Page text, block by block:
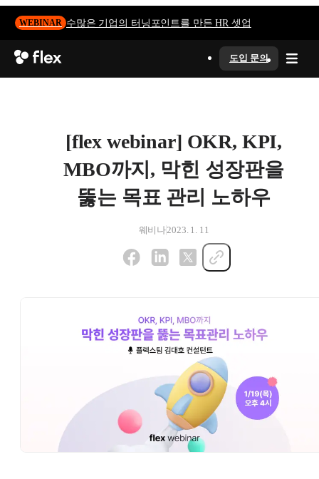
WEBINAR 수많은 기업의 터닝포인트를 만든 HR 셋업
도입 문의
[flex webinar] OKR, KPI,
MBO까지, 막힌 성장판을
뚫는 목표 관리 노하우
웨비나2023. 1. 11